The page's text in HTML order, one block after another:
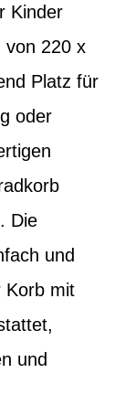
Kinder
von 220 x
Platz für
oder
Die
und
Korb mit
und